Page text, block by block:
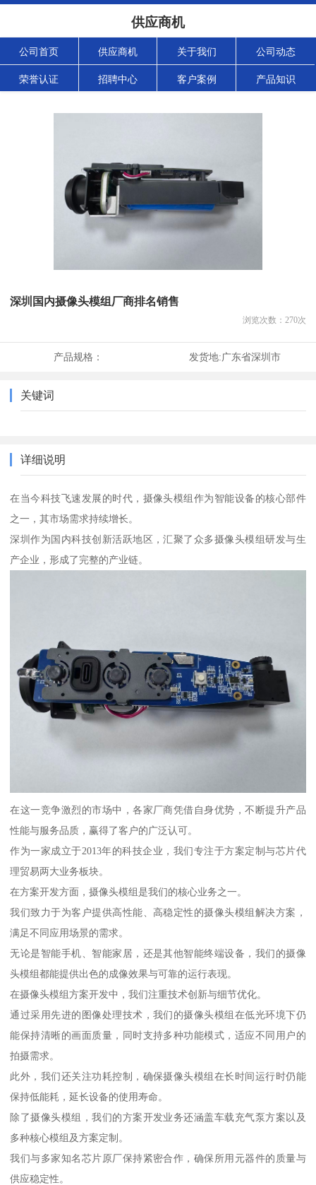
供应商机
公司首页 供应商机 关于我们 公司动态
荣誉认证 招聘中心 客户案例 产品知识
深圳国内摄像头模组厂商排名销售
浏览次数： 270次
产品规格： 发货地:广东省深圳市
关键词
详细说明
在当今科技飞速发展的时代，摄像头模组作为智能设备的核心部件
之一，其市场需求持续增长。
深圳作为国内科技创新活跃地区，汇聚了众多摄像头模组研发与生
产企业，形成了完整的产业链。
在这一竞争激烈的市场中，各家厂商凭借自身优势，不断提升产品
性能与服务品质，赢得了客户的广泛认可。
作为一家成立于2013年的科技企业，我们专注于方案定制与芯片代
理贸易两大业务板块。
在方案开发方面，摄像头模组是我们的核心业务之一。
我们致力于为客户提供高性能、高稳定性的摄像头模组解决方案，
满足不同应用场景的需求。
无论是智能手机、智能家居，还是其他智能终端设备，我们的摄像
头模组都能提供出色的成像效果与可靠的运行表现。
在摄像头模组方案开发中，我们注重技术创新与细节优化。
通过采用先进的图像处理技术，我们的摄像头模组在低光环境下仍
能保持清晰的画面质量，同时支持多种功能模式，适应不同用户的
拍摄需求。
此外，我们还关注功耗控制，确保摄像头模组在长时间运行时仍能
保持低能耗，延长设备的使用寿命。
除了摄像头模组，我们的方案开发业务还涵盖车载充气泵方案以及
多种核心模组及方案定制。
我们与多家知名芯片原厂保持紧密合作，确保所用元器件的质量与
供应稳定性。